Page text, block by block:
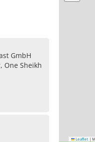
GmbH
One Sheikh
Leaflet |